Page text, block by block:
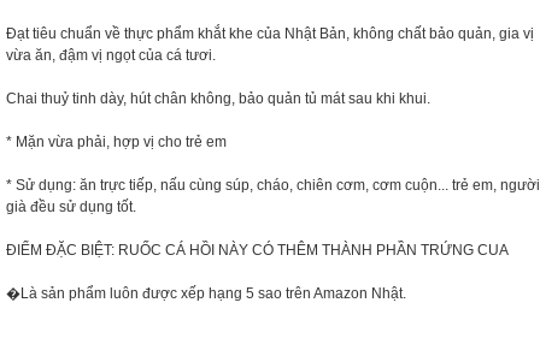
Đạt tiêu chuẩn về thực phẩm khắt khe của Nhật Bản, không chất bảo quản, gia vị
vừa ăn, đậm vị ngọt của cá tươi.
Chai thuỷ tinh dày, hút chân không, bảo quản tủ mát sau khi khui.
* Mặn vừa phải, hợp vị cho trẻ em
* Sử dụng: ăn trực tiếp, nấu cùng súp, cháo, chiên cơm, cơm cuộn... trẻ em, người
già đều sử dụng tốt.
ĐIỂM ĐẶC BIỆT: RUỐC CÁ HỒI NÀY CÓ THÊM THÀNH PHẦN TRỨNG CUA
�Là sản phẩm luôn được xếp hạng 5 sao trên Amazon Nhật.